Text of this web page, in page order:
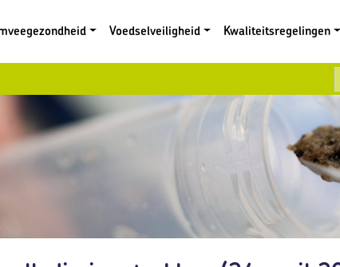
Voedselveiligheid Kwaliteitsregelingen